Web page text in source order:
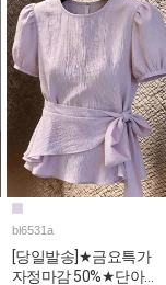
bl6531a
[당일발송]★금요특가
자정마감 50%★단아한